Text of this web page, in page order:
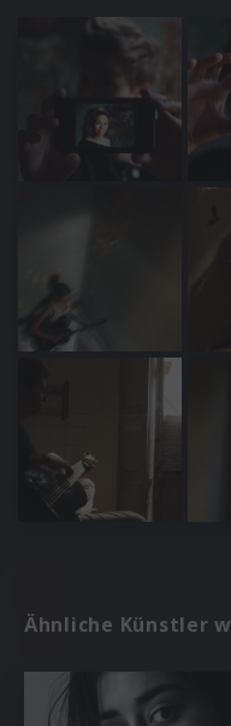
Ähnliche Künstler